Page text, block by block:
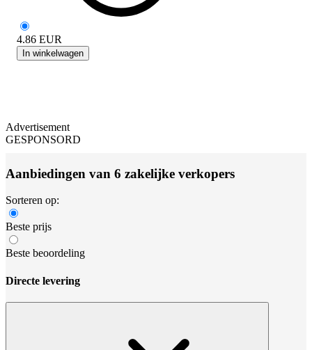
4.86 EUR
In winkelwagen
Advertisement
GESPONSORD
Aanbiedingen van 6 zakelijke verkopers
Sorteren op:
Beste prijs
Beste beoordeling
Directe levering